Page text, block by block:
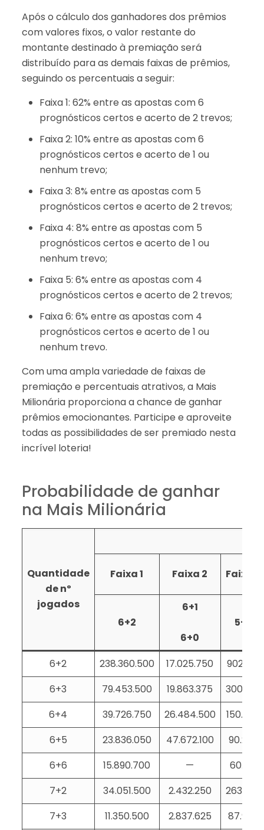
Após o cálculo dos ganhadores dos prêmios
com valores fixos, o valor restante do
montante destinado à premiação será
distribuído para as demais faixas de prêmios,
seguindo os percentuais a seguir:
Faixa 1: 62% entre as apostas com 6
prognósticos certos e acerto de 2 trevos;
Faixa 2: 10% entre as apostas com 6
prognósticos certos e acerto de 1 ou
nenhum trevo;
Faixa 3: 8% entre as apostas com 5
prognósticos certos e acerto de 2 trevos;
Faixa 4: 8% entre as apostas com 5
prognósticos certos e acerto de 1 ou
nenhum trevo;
Faixa 5: 6% entre as apostas com 4
prognósticos certos e acerto de 2 trevos;
Faixa 6: 6% entre as apostas com 4
prognósticos certos e acerto de 1 ou
nenhum trevo.
Com uma ampla variedade de faixas de
premiação e percentuais atrativos, a Mais
Milionária proporciona a chance de ganhar
prêmios emocionantes. Participe e aproveite
todas as possibilidades de ser premiado nesta
incrível loteria!
Probabilidade de ganhar
na Mais Milionária
Quantidade
de nº
jogados
Faixa 1 Faixa 2 Faixa 3
6+2
6+1
6+0
5+2
6+2 238.360.500 17.025.750
902.881
6+3
79.453.500 19.863.375
300.960
6+4
39.726.750 26.484.500
150.480
6+5
23.836.050 47.672.100
90.288
6+6
15.890.700 —
60.192
7+2
34.051.500 2.432.250
263.965
7+3
11.350.500 2.837.625 87.988